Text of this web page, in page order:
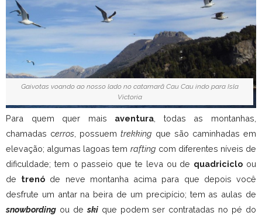
Gaivotas voando ao nosso lado no catamarã Cau Cau indo para Isla
Victoria
Para quem quer mais aventura, todas as montanhas,
chamadas cerros , possuem trekking que são caminhadas em
elevação; algumas lagoas tem rafting com diferentes níveis de
dificuldade; tem o passeio que te leva ou de quadriciclo ou
de trenó de neve montanha acima para que depois você
desfrute um antar na beira de um precipício; tem as aulas de
snowbording ou deski que podem ser contratadas no pé do